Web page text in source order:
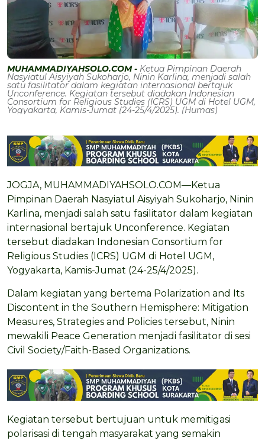
MUHAMMADIYAHSOLO.COM - Ketua Pimpinan Daerah
Nasyiatul Aisyiyah Sukoharjo, Ninin Karlina, menjadi salah
satu fasilitator dalam kegiatan internasional bertajuk
Unconference. Kegiatan tersebut diadakan Indonesian
Consortium for Religious Studies (ICRS) UGM di Hotel UGM,
Yogyakarta, Kamis-Jumat (24-25/4/2025). (Humas)
JOGJA, MUHAMMADIYAHSOLO.COM—Ketua
Pimpinan Daerah Nasyiatul Aisyiyah Sukoharjo, Ninin
Karlina, menjadi salah satu fasilitator dalam kegiatan
internasional bertajuk Unconference. Kegiatan
tersebut diadakan Indonesian Consortium for
Religious Studies (ICRS) UGM di Hotel UGM,
Yogyakarta, Kamis-Jumat (24-25/4/2025).
Dalam kegiatan yang bertema Polarization and Its
Discontent in the Southern Hemisphere: Mitigation
Measures, Strategies and Policies tersebut, Ninin
mewakili Peace Generation menjadi fasilitator di sesi
Civil Society/Faith-Based Organizations.
Kegiatan tersebut bertujuan untuk memitigasi
polarisasi di tengah masyarakat yang semakin